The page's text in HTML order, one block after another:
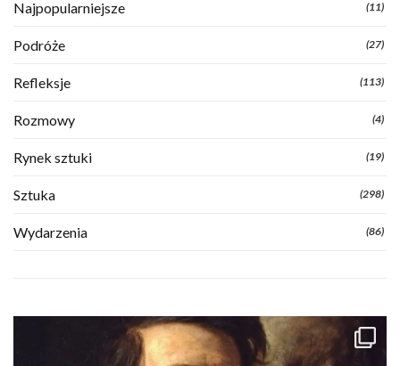
Najpopularniejsze (11)
Podróże (27)
Refleksje (113)
Rozmowy (4)
Rynek sztuki (19)
Sztuka (298)
Wydarzenia (86)